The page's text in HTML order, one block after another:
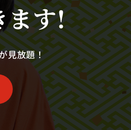
ます!
見放題！